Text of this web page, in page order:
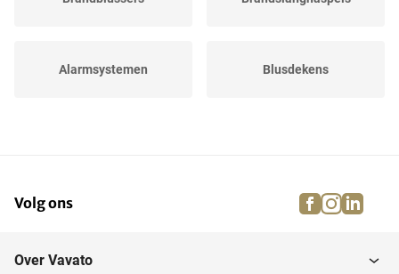
Alarmsystemen Blusdekens
Volg ons facebook
Over Vavato